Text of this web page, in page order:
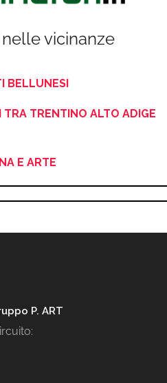
vicinanze
BELLUNESI
TRA TRENTINO ALTO ADIGE
E ARTE
P. ART